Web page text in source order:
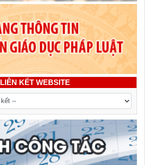
LIÊN KẾT WEBSITE